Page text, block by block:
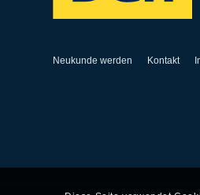
Neukunde werden Kontakt